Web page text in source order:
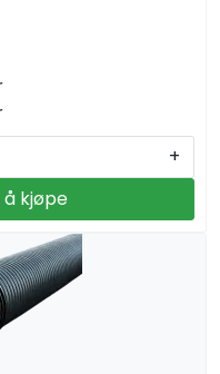
+
å kjøpe